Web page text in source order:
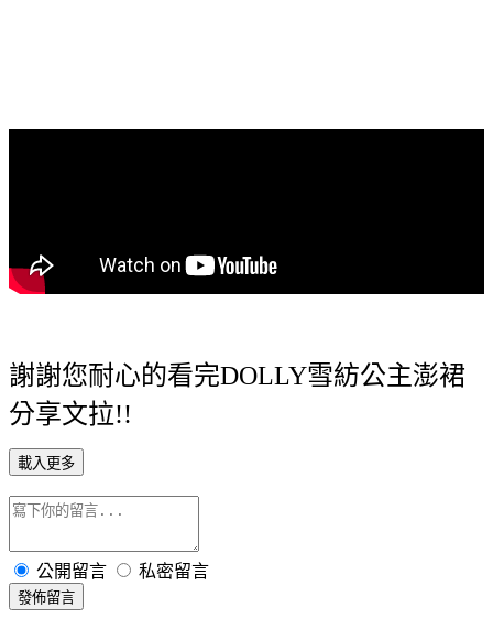
謝謝您耐心的看完DOLLY雪紡公主澎裙
分享文拉!!
載入更多
公開留言 私密留言
發佈留言